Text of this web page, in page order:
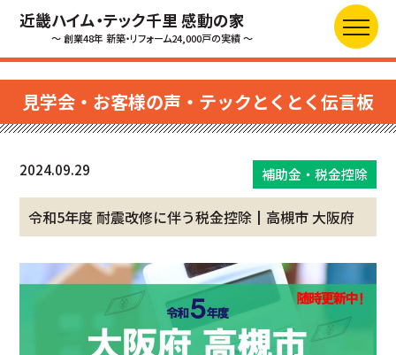
近畿ハイム・テック千里 感動の家
～ 創業48年 新築・リフォーム24,000戸の実績 ～
見学会・お客様の声・テックとくとく伝言板
2024.09.29 補助金・税金控除
令和5年度 耐震改修に伴う税金控除┃高槻市 大阪府